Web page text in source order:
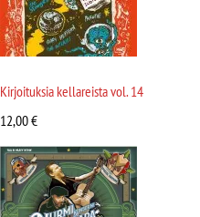
Kirjoituksia kellareista vol. 14
12,00€